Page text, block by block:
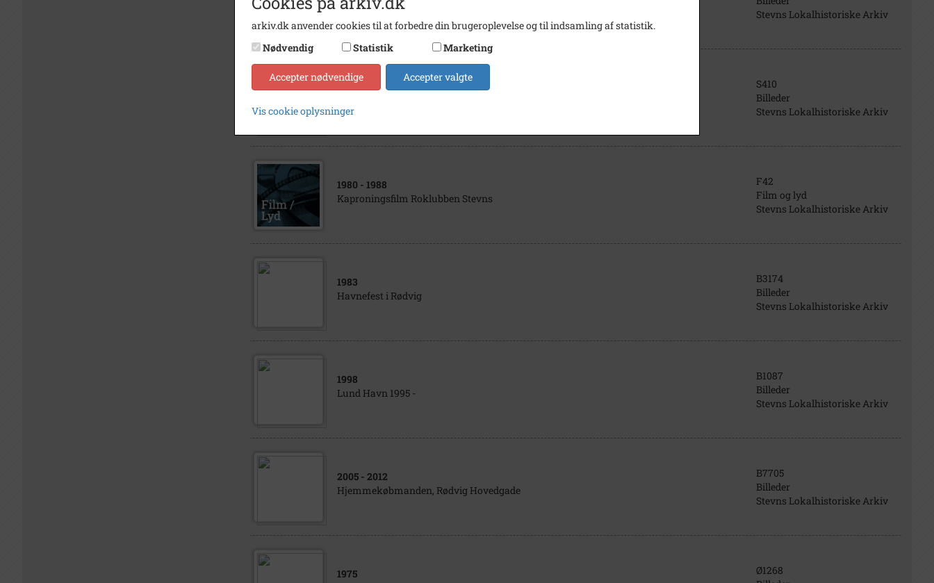
Roklubben Stevns
Stevns Lokalhistoriske Arkiv
1949- 1999
S410
Billeder
Stevns Lokalhistoriske Arkiv
1980 - 1988
Kaproningsfilm Roklubben Stevns
F42
Film og lyd
Stevns Lokalhistoriske Arkiv
1983
Havnefest i Rødvig
B3174
Billeder
Stevns Lokalhistoriske Arkiv
1998
Lund Havn 1995 -
B1087
Billeder
Stevns Lokalhistoriske Arkiv
2005 - 2012
Hjemmekøbmanden, Rødvig Hovedgade
B7705
Billeder
Stevns Lokalhistoriske Arkiv
1975
Ø1268
arkiv.dk anvender cookies til at forbedre din brugeroplevelse og til indsamling af statistik.
Nødvendig
Statistik Marketing
Accepter nødvendige Accepter valgte
Vis cookie oplysninger